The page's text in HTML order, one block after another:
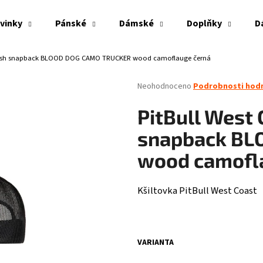
Pánské Dámské Doplňky
snapback BLOOD DOG CAMO TRUCKER wood camoflauge černá
Průměrné
produktu
je
z
hvězdiček.
Neohodnoceno Podrobnosti
PitBull West
snapback
wood
Kšiltovka PitBull West Coast
VARIANTA
Co potřebujete najít?
HLEDAT
THOR STEINAR -